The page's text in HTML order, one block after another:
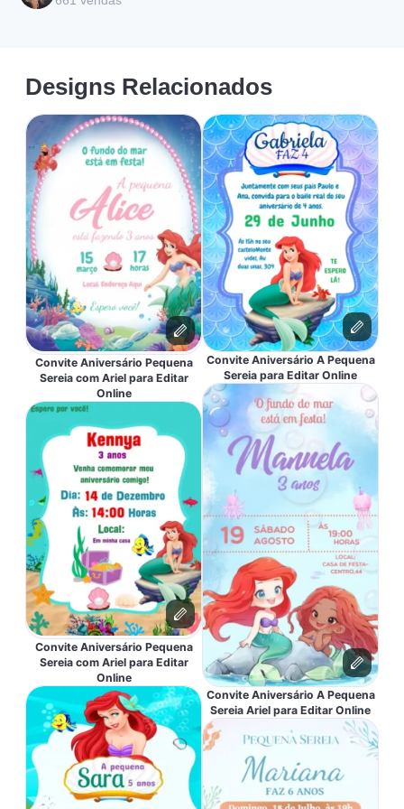
Designs Relacionados
Convite Aniversário Pequena
Sereia com Ariel para Editar
Online
Convite Aniversário Pequena
Sereia com Ariel para Editar
Online
Convite Aniversário A Pequena
Sereia para Editar Online
Convite Aniversário A Pequena
Sereia Ariel para Editar Online